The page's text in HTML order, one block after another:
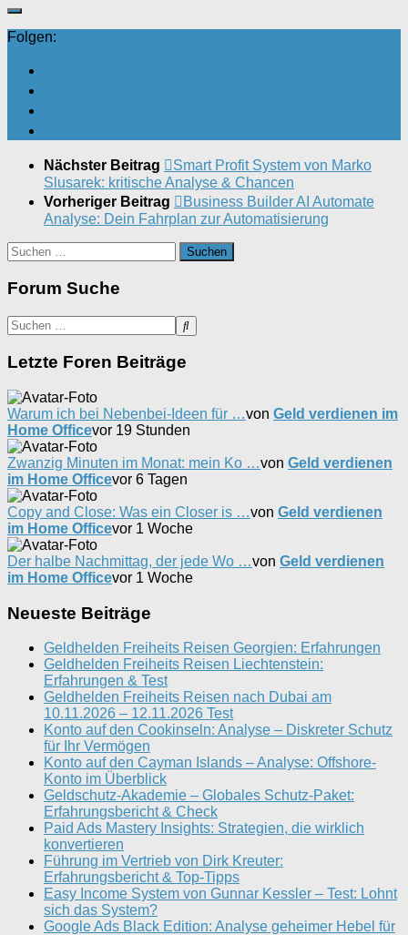
Folgen:
Nächster Beitrag
Smart Profit System von Marko
Slusarek: kritische Analyse & Chancen
Vorheriger Beitrag
Business Builder AI Automate
Analyse: Dein Fahrplan zur Automatisierung
Suchen
nach:
Forum Suche
Letzte Foren Beiträge
Warum ich bei Nebenbei-Ideen für …von Geld verdienen im
Home Officevor 19 Stunden
Zwanzig Minuten im Monat: mein Ko …von Geld verdienen
im Home Officevor 6 Tagen
Copy and Close: Was ein Closer is …von Geld verdienen
im Home Officevor 1 Woche
Der halbe Nachmittag, der jede Wo …von Geld verdienen
im Home Officevor 1 Woche
Neueste Beiträge
Geldhelden Freiheits Reisen Georgien: Erfahrungen
Geldhelden Freiheits Reisen Liechtenstein:
Erfahrungen & Test
Geldhelden Freiheits Reisen nach Dubai am
10.11.2026 – 12.11.2026 Test
Konto auf den Cookinseln: Analyse – Diskreter Schutz
für Ihr Vermögen
Konto auf den Cayman Islands – Analyse: Offshore-
Konto im Überblick
Geldschutz-Akademie – Globales Schutz-Paket:
Erfahrungsbericht & Check
Paid Ads Mastery Insights: Strategien, die wirklich
konvertieren
Führung im Vertrieb von Dirk Kreuter:
Erfahrungsbericht & Top-Tipps
Easy Income System von Gunnar Kessler – Test: Lohnt
sich das System?
Google Ads Black Edition: Analyse geheimer Hebel für